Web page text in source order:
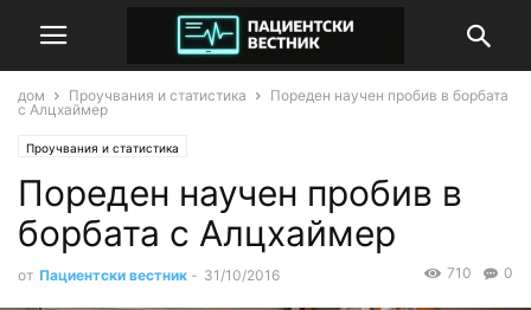
дом Проучвания и статистика
Пореден научен пробив в борбата
с Алцхаймер
Проучвания и статистика
Пореден научен пробив в
борбата с Алцхаймер
от Пациентски вестник - 31/10/2016 0
710